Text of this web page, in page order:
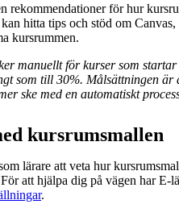
rekommendationer för hur
hitta tips och stöd om
kursrummen.
manuellt för kurser som
som till 30%. Målsättningen
ske med en automatiskt
kursrumsmallen
lärare att veta hur
att hjälpa dig på vägen har E-
.